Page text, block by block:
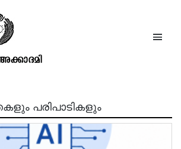
രാമചന്ദ്രൻ
പരിപാടികളും